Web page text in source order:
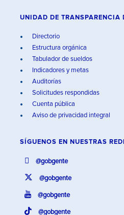
UNIDAD DE TRANSPARENCIA
Directorio
Estructura orgánica
Tabulador de sueldos
Indicadores y metas
Auditorías
Solicitudes respondidas
Cuenta pública
Aviso de privacidad integral
SÍGUENOS EN NUESTRAS
@gobgente
@gobgente
@gobgente
@gobgente